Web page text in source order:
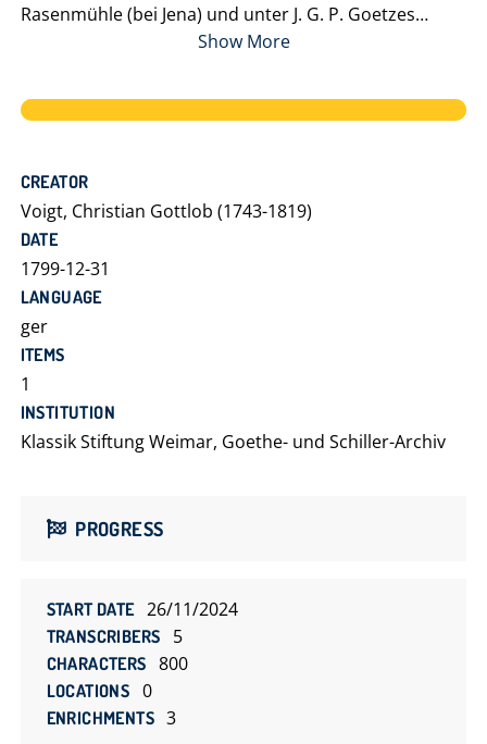
Rasenmühle (bei Jena) und unter J. G. P. Goetzes
Aufsicht befinde. - J. A. H. Ulrich bitte im Beigefügten
Campi phlegreaei abgeschlagen worden. - Ein Bericht
folge zur Unterschrift.
Show More
CREATOR
Voigt, Christian Gottlob (1743-1819)
DATE
1799-12-31
LANGUAGE
ger
ITEMS
1
INSTITUTION
Klassik Stiftung Weimar, Goethe- und Schiller-Archiv
PROGRESS
START DATE 26/11/2024
TRANSCRIBERS 5
CHARACTERS 800
LOCATIONS 0
ENRICHMENTS 3